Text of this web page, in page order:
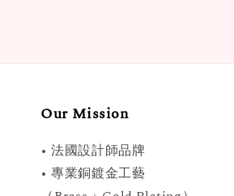
Our Mission
• 法國設計師品牌
• 專業銅鍍金工藝